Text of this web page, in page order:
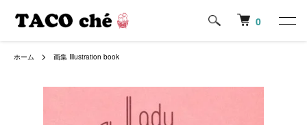
0
ホーム 画集 Illustration book